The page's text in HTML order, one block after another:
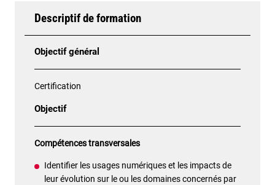
Descriptif de formation
Objectif général
Certification
Objectif
Compétences transversales
Identifier les usages numériques et les impacts de
leur évolution sur le ou les domaines concernés par